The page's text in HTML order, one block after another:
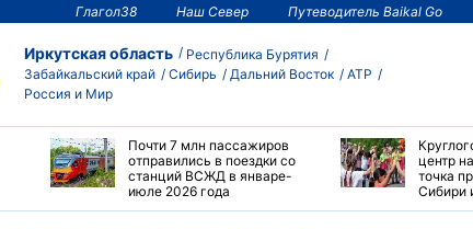
Глагол38 Наш Север Путеводитель Baikal Go
Иркутская область
Республика Бурятия
Забайкальский край
Сибирь Дальний Восток
АТР
Россия и Мир
Почти 7 млн пассажиров
отправились в поездки со
станций ВСЖД в январе-
июле 2026 года
центр
точка
Сибири